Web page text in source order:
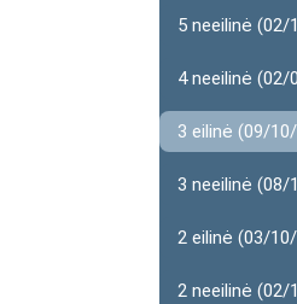
5 neeilinė
4 neeilinė
3 eilinė (09/
3 neeilinė (08/
2 eilinė (03/
2 neeilinė (02/